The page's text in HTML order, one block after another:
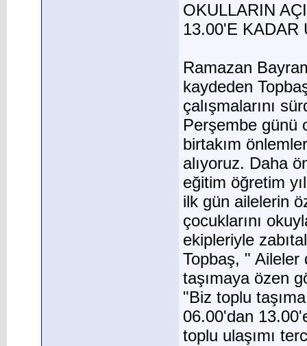
OKULLARIN
13.00'E KADAR
Ramazan
kaydeden
çalışmalarını
Perşembe günü
birtakım
alıyoruz. Daha
eğitim öğretim
ilk gün ailelerin
çocuklarını
ekipleriyle
Topbaş, " Aileler
taşımaya özen
"Biz toplu
06.00'dan
toplu ulaşımı